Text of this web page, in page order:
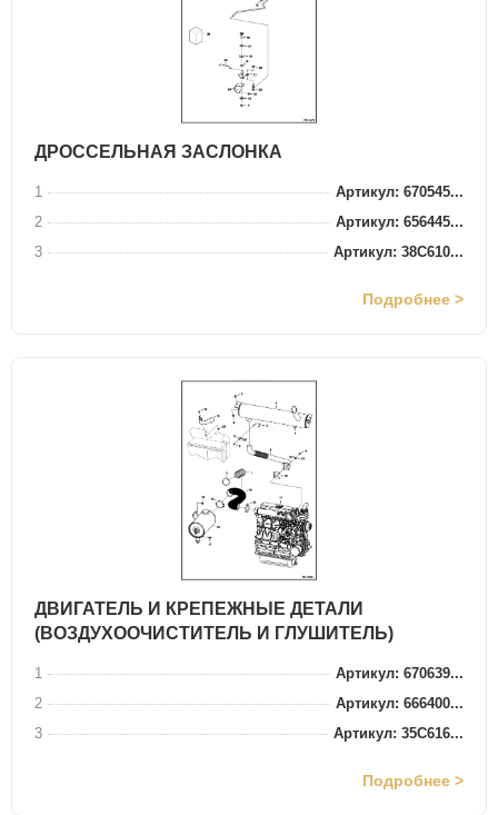
ДРОССЕЛЬНАЯ ЗАСЛОНКА
1
Артикул: 670545...
2
Артикул: 656445...
3
Артикул: 38C610...
Подробнее >
ДВИГАТЕЛЬ И КРЕПЕЖНЫЕ ДЕТАЛИ
(ВОЗДУХООЧИСТИТЕЛЬ И ГЛУШИТЕЛЬ)
1
Артикул: 670639...
2
Артикул: 666400...
3
Артикул: 35C616...
Подробнее >